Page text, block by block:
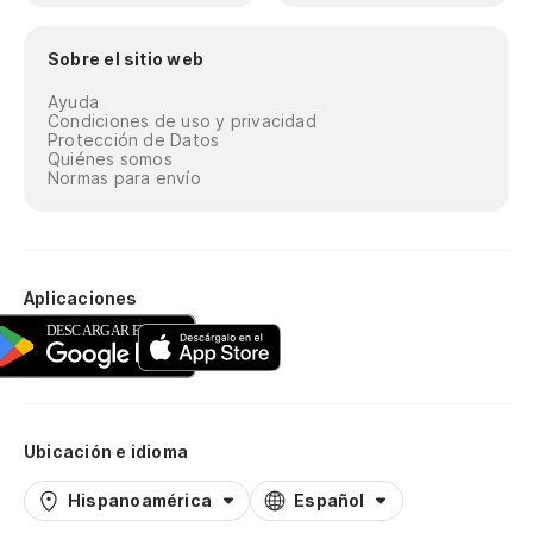
Sobre el sitio web
Ayuda
Condiciones de uso y privacidad
Protección de Datos
Quiénes somos
Normas para envío
Aplicaciones
Ubicación e idioma
Hispanoamérica Español